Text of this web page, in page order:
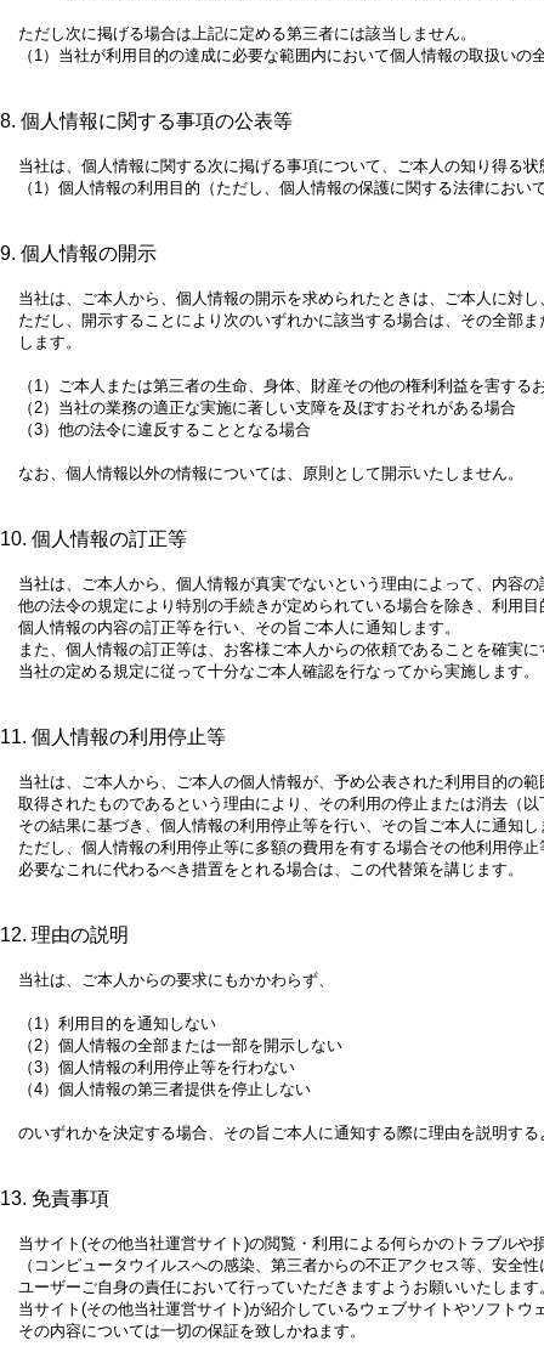
ただし次に掲げる場合は上記に定める第三者には該当しません。
（1） 当社が利用目的の達成に必要な範囲内において個人情報の取扱いの
8. 個人情報に関する事項の公表等
当社は、個人情報に関する次に掲げる事項について、ご本人の知り得る
（1） 個人情報の利用目的（ただし、個人情報の保護に関する法律におい
9. 個人情報の開示
当社は、ご本人から、個人情報の開示を求められたときは、ご本人に対
ただし、開示することにより次のいずれかに該当する場合は、その全部
します。
（1） ご本人または第三者の生命、身体、財産その他の権利利益を害する
（2） 当社の業務の適正な実施に著しい支障を及ぼすおそれがある場合
（3） 他の法令に違反することとなる場合
なお、個人情報以外の情報については、原則として開示いたしません。
10. 個人情報の訂正等
当社は、ご本人から、個人情報が真実でないという理由によって、内容
他の法令の規定により特別の手続きが定められている場合を除き、利用
個人情報の内容の訂正等を行い、その旨ご本人に通知します。
また、個人情報の訂正等は、お客様ご本人からの依頼であることを確実
当社の定める規定に従って十分なご本人確認を行なってから実施します。
11. 個人情報の利用停止等
当社は、ご本人から、ご本人の個人情報が、予め公表された利用目的の
取得されたものであるという理由により、その利用の停止または消去（
その結果に基づき、個人情報の利用停止等を行い、その旨ご本人に通知し
ただし、個人情報の利用停止等に多額の費用を有する場合その他利用停
必要なこれに代わるべき措置をとれる場合は、この代替策を講じます。
12. 理由の説明
当社は、ご本人からの要求にもかかわらず、
（1） 利用目的を通知しない
（2） 個人情報の全部または一部を開示しない
（3） 個人情報の利用停止等を行わない
（4） 個人情報の第三者提供を停止しない
のいずれかを決定する場合、その旨ご本人に通知する際に理由を説明す
13. 免責事項
当サイト(その他当社運営サイト)の閲覧・利用による何らかのトラブルや
（コンピュータウイルスへの感染、第三者からの不正アクセス等、安全
ユーザーご自身の責任において行っていただきますようお願いいたします
当サイト(その他当社運営サイト)が紹介しているウェブサイトやソフト
その内容については一切の保証を致しかねます。